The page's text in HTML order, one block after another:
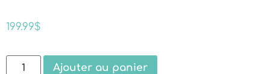
199.99$
Ajouter au panier